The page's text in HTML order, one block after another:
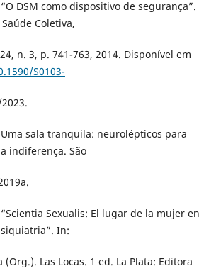
DSM como dispositivo de segurança”.
Coletiva,
n. 3, p. 741-763, 2014. Disponível em
S0103-
Uma sala tranquila: neurolépticos para
indiferença. São
Sexualis: El lugar de la mujer en
In:
(Org.). Las Locas. 1 ed. La Plata: Editora